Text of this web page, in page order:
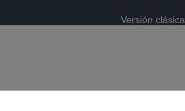
Versión clásica